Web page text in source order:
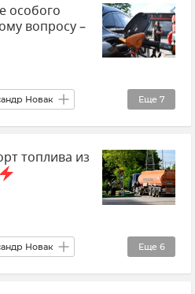
особого
вопросу –
Еще 7
Новак
Бензин
топлива из
Еще 6
Новак
Бензин